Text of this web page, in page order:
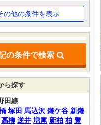
の他の条件を表示
記の条件で検索
ら探す
田線
塚田 馬込沢 鎌ケ谷 新鎌
高柳 逆井 増尾 新柏 柏 豊